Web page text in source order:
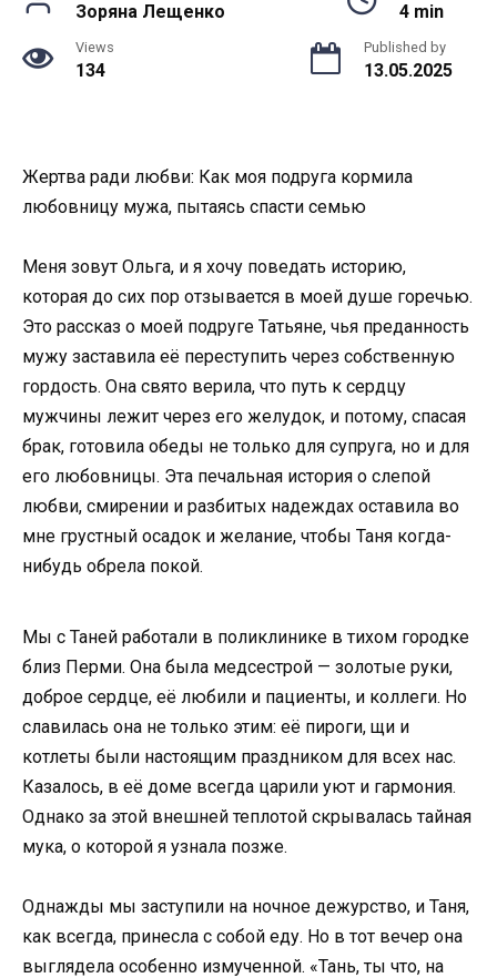
Зоряна Лещенко 4 min
Views
134
Published by
13.05.2025
Жертва ради любви: Как моя подруга кормила
любовницу мужа, пытаясь спасти семью
Меня зовут Ольга, и я хочу поведать историю,
которая до сих пор отзывается в моей душе горечью.
Это рассказ о моей подруге Татьяне, чья преданность
мужу заставила её переступить через собственную
гордость. Она свято верила, что путь к сердцу
мужчины лежит через его желудок, и потому, спасая
брак, готовила обеды не только для супруга, но и для
его любовницы. Эта печальная история о слепой
любви, смирении и разбитых надеждах оставила во
мне грустный осадок и желание, чтобы Таня когда-
нибудь обрела покой.
Мы с Таней работали в поликлинике в тихом городке
близ Перми. Она была медсестрой — золотые руки,
доброе сердце, её любили и пациенты, и коллеги. Но
славилась она не только этим: её пироги, щи и
котлеты были настоящим праздником для всех нас.
Казалось, в её доме всегда царили уют и гармония.
Однако за этой внешней теплотой скрывалась тайная
мука, о которой я узнала позже.
Однажды мы заступили на ночное дежурство, и Таня,
как всегда, принесла с собой еду. Но в тот вечер она
выглядела особенно измученной. «Тань, ты что, на